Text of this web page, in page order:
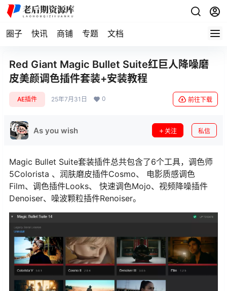
圈子 快讯 商铺 专题 文档
Red Giant Magic Bullet Suite红巨人降噪磨
皮美颜调色插件套装+安装教程
AE插件 25年7月31日 0 前往下载
As you wish 关注 私信
Magic Bullet Suite套装插件总共包含了6个工具，调色师
5Colorista 、润肤磨皮插件Cosmo、 电影质感调色
Film、调色插件Looks、 快速调色Mojo、视频降噪插件
Denoiser、噪波颗粒插件Renoiser。